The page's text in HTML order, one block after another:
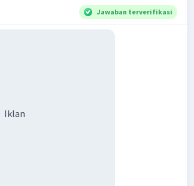
Jawaban terverifikasi
Iklan